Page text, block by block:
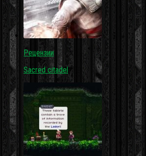
Рецензии
Sacred citadel